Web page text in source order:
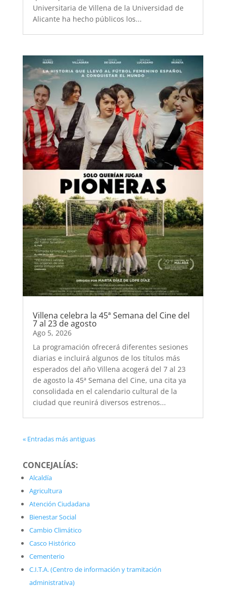
Universitaria de Villena de la Universidad de
Alicante ha hecho públicos los...
Villena celebra la 45ª Semana del Cine del
7 al 23 de agosto
Ago 5, 2026
La programación ofrecerá diferentes sesiones
diarias e incluirá algunos de los títulos más
esperados del año Villena acogerá del 7 al 23
de agosto la 45ª Semana del Cine, una cita ya
consolidada en el calendario cultural de la
ciudad que reunirá diversos estrenos...
« Entradas más antiguas
CONCEJALÍAS:
Alcaldía
Agricultura
Atención Ciudadana
Bienestar Social
Cambio Climático
Casco Histórico
Cementerio
C.I.T.A. (Centro de información y tramitación
administrativa)